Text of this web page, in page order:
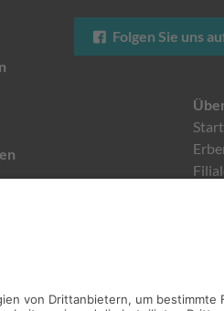
Folgen Sie uns
weiden.de